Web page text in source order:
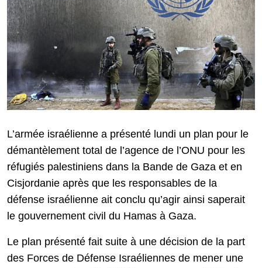
L’armée israélienne a présenté lundi un plan pour le
démantèlement total de l’agence de l’ONU pour les
réfugiés palestiniens dans la Bande de Gaza et en
Cisjordanie après que les responsables de la
défense israélienne ait conclu qu’agir ainsi saperait
le gouvernement civil du Hamas à Gaza.
Le plan présenté fait suite à une décision de la part
des Forces de Défense Israéliennes de mener une